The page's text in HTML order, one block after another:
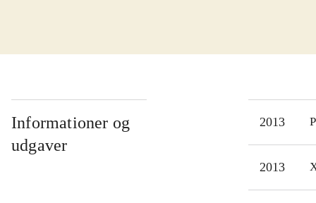
Informationer og
udgaver
2013
2013